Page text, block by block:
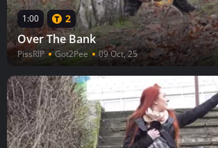
1:00 2
Over The Bank
PissRIP Got2Pee 09 Oct, 25